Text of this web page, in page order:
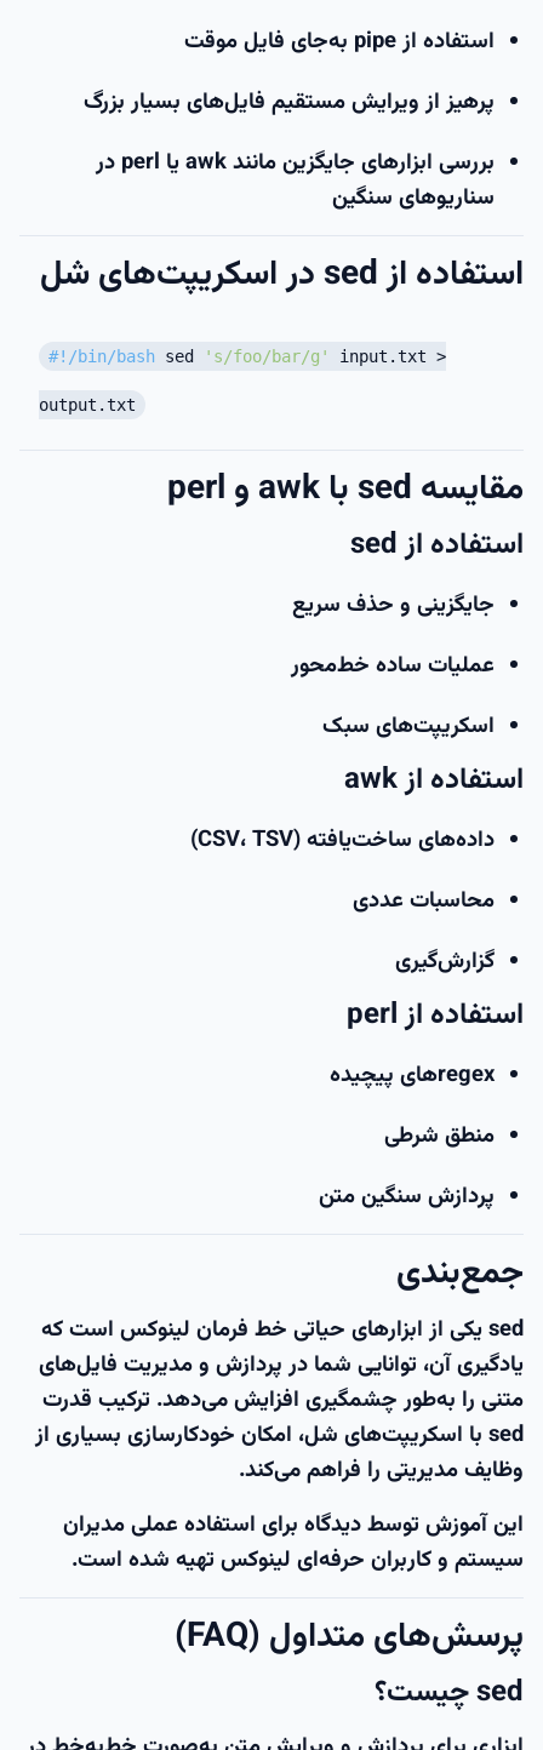
استفاده از pipe به‌جای فایل موقت
پرهیز از ویرایش مستقیم فایل‌های بسیار بزرگ
بررسی ابزارهای جایگزین مانند awk یا perl در
سناریوهای سنگین
استفاده از sed در اسکریپت‌های شل
#!/bin/bash sed 's/foo/bar/g' input.txt >
output.txt
مقایسه sed با awk و perl
استفاده از sed
جایگزینی و حذف سریع
عملیات ساده خط‌محور
اسکریپت‌های سبک
استفاده از awk
داده‌های ساخت‌یافته (CSV، TSV)
محاسبات عددی
گزارش‌گیری
استفاده از perl
regexهای پیچیده
منطق شرطی
پردازش سنگین متن
جمع‌بندی
sed یکی از ابزارهای حیاتی خط فرمان لینوکس است که
یادگیری آن، توانایی شما در پردازش و مدیریت فایل‌های
متنی را به‌طور چشمگیری افزایش می‌دهد. ترکیب قدرت
sed با اسکریپت‌های شل، امکان خودکارسازی بسیاری از
وظایف مدیریتی را فراهم می‌کند.
این آموزش توسطدیدگاه برای استفاده عملی مدیران
سیستم و کاربران حرفه‌ای لینوکس تهیه شده است.
پرسش‌های متداول (FAQ)
sed چیست؟